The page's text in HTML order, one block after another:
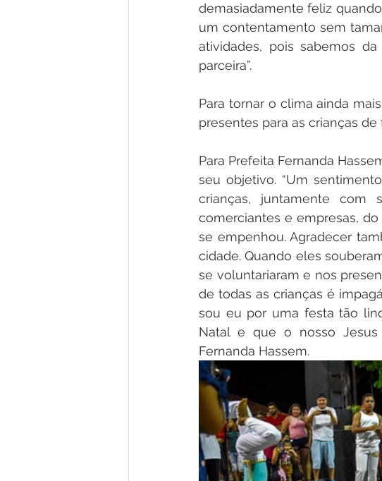
demasiadamente feliz
um contentamento sem
atividades, pois sabemos
parceira”.
Para tornar o clima ainda
presentes para as crianças
Para Prefeita Fernanda
seu objetivo. “Um
crianças, juntamente com
comerciantes e empresas,
se empenhou. Agradecer
cidade. Quando eles
se voluntariaram e nos
de todas as crianças é
sou eu por uma festa tão
Natal e que o nosso Jesus
Fernanda Hassem.